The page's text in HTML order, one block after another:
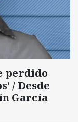
perdido
/ Desde
García